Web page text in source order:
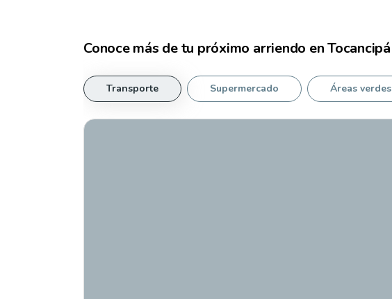
Conoce más de tu próximo arriendo enTocancipá
Transporte Supermercado Áreas verdes